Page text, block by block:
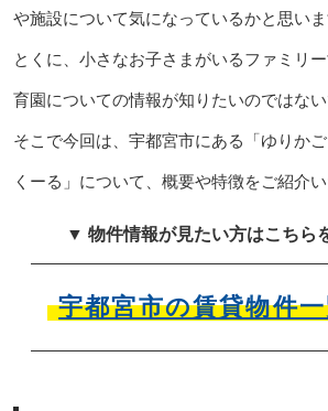
や施設について気になっているかと思いま
とくに、小さなお子さまがいるファミリ
育園についての情報が知りたいのではない
そこで今回は、宇都宮市にある「ゆりか
くーる」について、概要や特徴をご紹介い
▼ 物件情報が見たい方はこちら
宇都宮市の賃貸物件